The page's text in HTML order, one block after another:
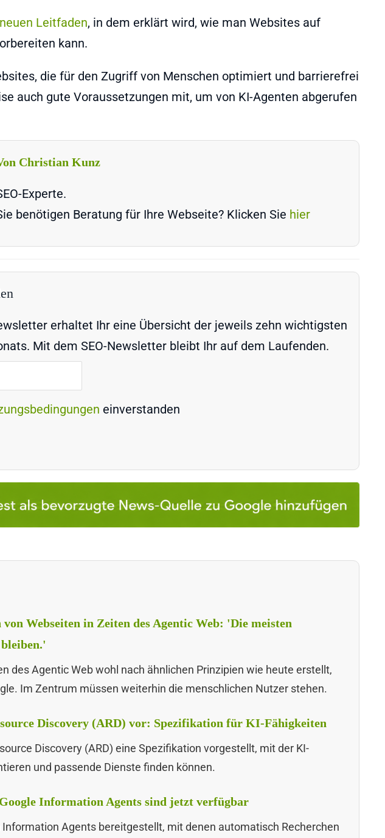
Leitfaden, in dem erklärt wird, wie man Websites auf
kann.
die für den Zugriff von Menschen optimiert und barrierefrei
auch gute Voraussetzungen mit, um von KI-Agenten abgerufen
Christian Kunz
Experte.
benötigen Beratung für Ihre Webseite? Klicken Sie hier
erhaltet Ihr eine Übersicht der jeweils zehn wichtigsten
Mit dem SEO-Newsletter bleibt Ihr auf dem Laufenden.
einverstanden
Webseiten in Zeiten des Agentic Web: 'Die meisten
des Agentic Web wohl nach ähnlichen Prinzipien wie heute erstellt,
Im Zentrum müssen weiterhin die menschlichen Nutzer stehen.
Discovery (ARD) vor: Spezifikation für KI-Fähigkeiten
Discovery (ARD) eine Spezifikation vorgestellt, mit der KI-
und passende Dienste finden können.
Information Agents sind jetzt verfügbar
Agents bereitgestellt, mit denen automatisch Recherchen